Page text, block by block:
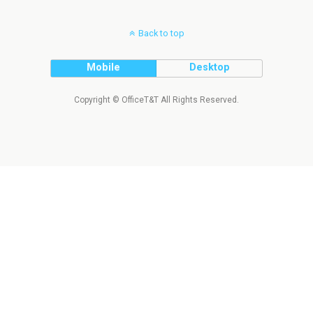
Back to top
Mobile Desktop
Copyright © OfficeT&T All Rights Reserved.